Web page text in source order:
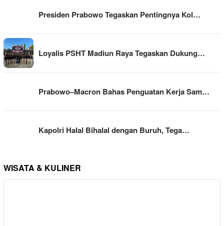
Presiden Prabowo Tegaskan Pentingnya Kol…
Loyalis PSHT Madiun Raya Tegaskan Dukung…
Prabowo–Macron Bahas Penguatan Kerja Sam…
Kapolri Halal Bihalal dengan Buruh, Tega…
WISATA & KULINER